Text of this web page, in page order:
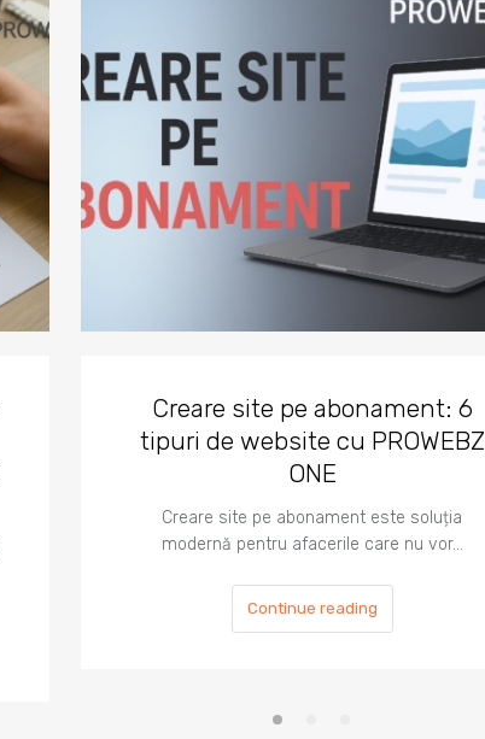
Creare site pe abonament: 6
tipuri de website cu PROWEBZ
ONE
Creare site pe abonament este soluția
modernă pentru afacerile care nu vor…
Continue reading